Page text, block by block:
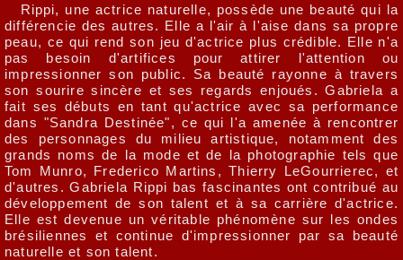
Rippi, une actrice naturelle, possède une beauté qui la
différencie des autres. Elle a l'air à l'aise dans sa propre
peau, ce qui rend son jeu d'actrice plus crédible. Elle n'a
pas besoin d'artifices pour attirer l'attention ou
impressionner son public. Sa beauté rayonne à travers
son sourire sincère et ses regards enjoués. Gabriela a
fait ses débuts en tant qu'actrice avec sa performance
dans "Sandra Destinée", ce qui l'a amenée à rencontrer
des personnages du milieu artistique, notamment des
grands noms de la mode et de la photographie tels que
Tom Munro, Frederico Martins, Thierry LeGourrierec, et
d'autres. Gabriela Rippi bas fascinantes ont contribué au
développement de son talent et à sa carrière d'actrice.
Elle est devenue un véritable phénomène sur les ondes
brésiliennes et continue d'impressionner par sa beauté
naturelle et son talent.